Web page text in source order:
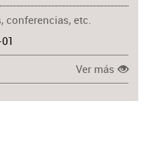
conferencias, etc.
Ver más